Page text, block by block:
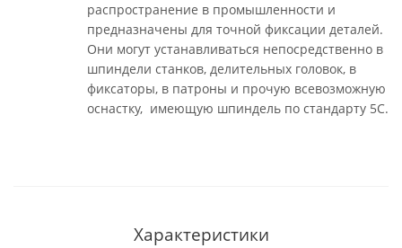
распространение в промышленности и
предназначены для точной фиксации деталей.
Они могут устанавливаться непосредственно в
шпиндели станков, делительных головок, в
фиксаторы, в патроны и прочую всевозможную
оснастку, имеющую шпиндель по стандарту 5С.
Характеристики